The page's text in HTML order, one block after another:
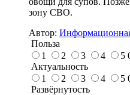
зону СВО.
Автор:
Польза
1
2 3 4 5
Актуальность
1
2 3 4 5
Развёрнутость